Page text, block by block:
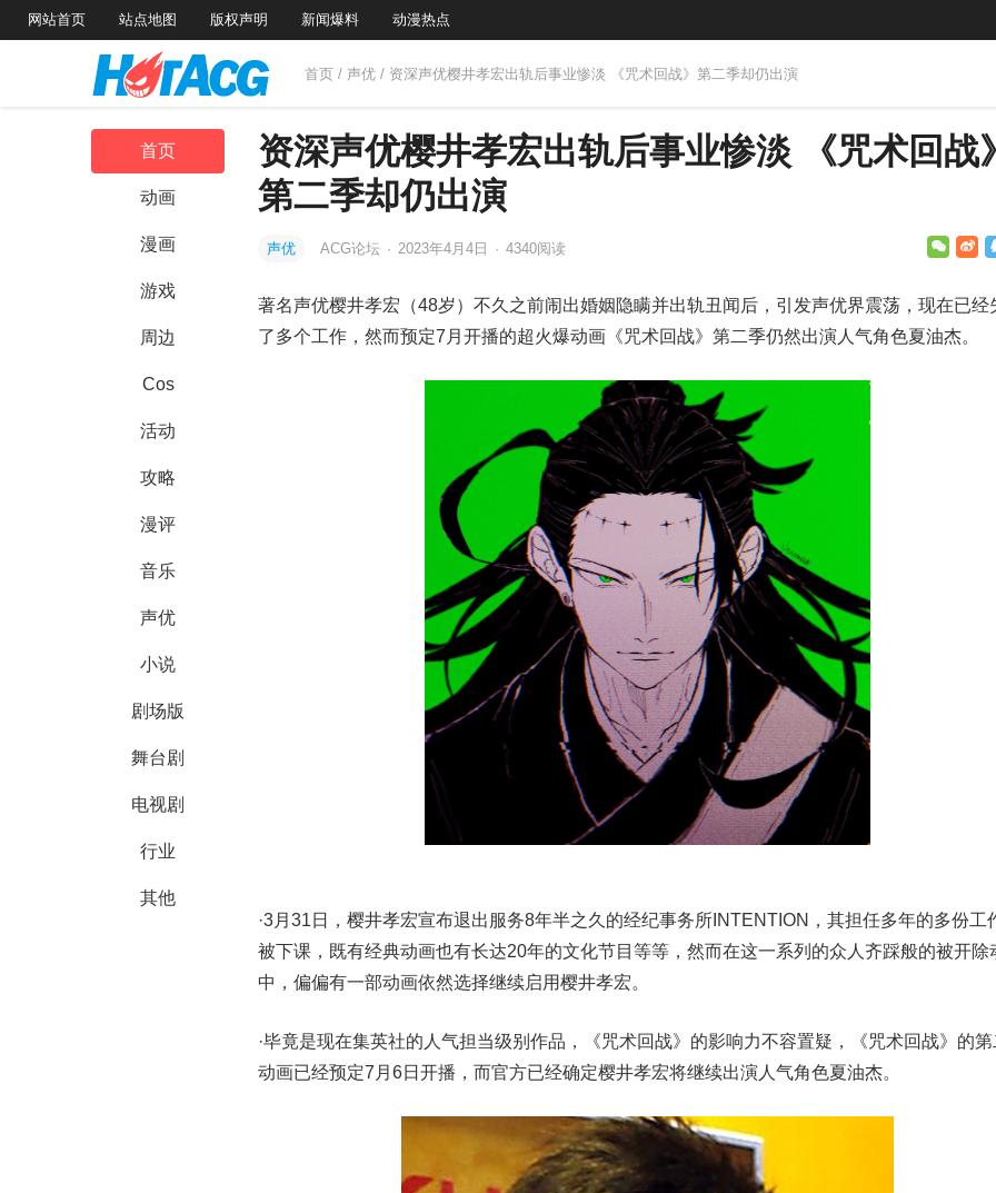
网站首页 站点地图 版权声明 新闻爆料 动漫热点
首页 / 声优 / 资深声优樱井孝宏出轨后事业惨淡 《咒术回战》第二季却仍出演
首页
动画
漫画
游戏
周边
Cos
活动
攻略
漫评
音乐
声优
小说
剧场版
舞台剧
电视剧
行业
其他
资深声优樱井孝宏出轨后事业惨淡 《咒术回战》
第二季却仍出演
声优 ACG论坛 · 2023年4月4日 · 4340阅读
著名声优樱井孝宏（48岁）不久之前闹出婚姻隐瞒并出轨丑闻后，引发声优界震荡，现在已经
了多个工作，然而预定7月开播的超火爆动画《咒术回战》第二季仍然出演人气角色夏油杰。
·3月31日，樱井孝宏宣布退出服务8年半之久的经纪事务所INTENTION，其担任多年的多份工
被下课，既有经典动画也有长达20年的文化节目等等，然而在这一系列的众人齐踩般的被开除
中，偏偏有一部动画依然选择继续启用樱井孝宏。
·毕竟是现在集英社的人气担当级别作品，《咒术回战》的影响力不容置疑，《咒术回战》的
动画已经预定7月6日开播，而官方已经确定樱井孝宏将继续出演人气角色夏油杰。